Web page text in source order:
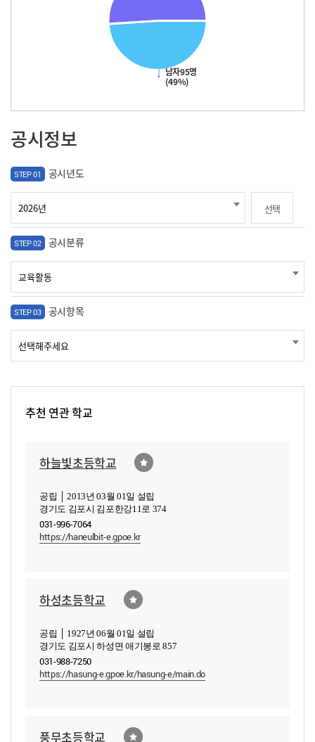
남자95명
(49%)
공시정보
STEP 01 공시년도
선택
STEP 02 공시분류
STEP 03 공시항목
추천 연관 학교
하늘빛초등학교
공립 │ 2013년 03월 01일 설립
경기도 김포시 김포한강11로 374
031-996-7064
https://haneulbit-e.gpoe.kr
하성초등학교
공립 │ 1927년 06월 01일 설립
경기도 김포시 하성면 애기봉로 857
031-988-7250
https://hasung-e.gpoe.kr/hasung-e/main.do
풍무초등학교